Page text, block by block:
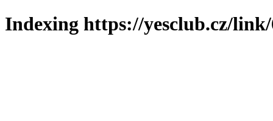
Indexing https://yesclub.cz/link/